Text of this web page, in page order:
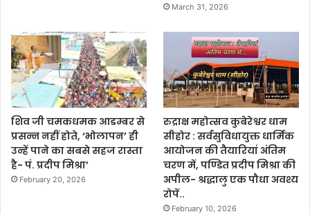
March 31, 2026
शिव जी चमकधमक आडम्बर से
प्रसन्न नहीं होते, ‘भोलापन’ ही
उन्हें पाने का सबसे सहज रास्ता
है- पं. प्रदीप मिश्रा’
February 20, 2026
रुद्राक्ष महोत्सव कुबेरेश्वर धाम
सीहोर : सर्वसुविधायुक्त धार्मिक
आयोजन की तैयारियां अंतिम
चरण में, पण्डित प्रदीप मिश्रा की
अपील- श्रद्धालु एक पौधा अवश्य
रोपें..
February 10, 2026